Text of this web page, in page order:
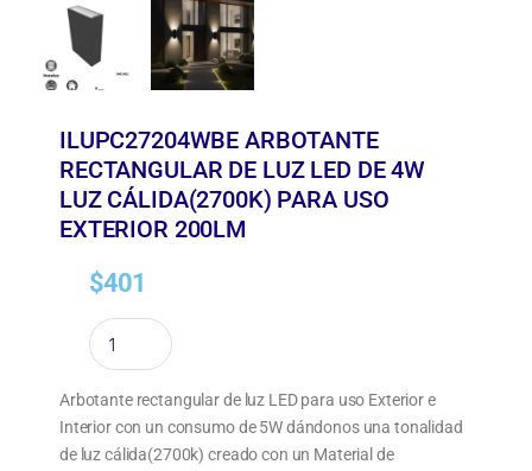
ILUPC27204WBE ARBOTANTE
RECTANGULAR DE LUZ LED DE 4W
LUZ CÁLIDA(2700K) PARA USO
EXTERIOR 200LM
$401
Arbotante rectangular de luz LED para uso Exterior e
Interior con un consumo de 5W dándonos una tonalidad
de luz cálida(2700k) creado con un Material de